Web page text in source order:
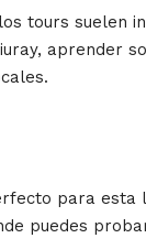
tours suelen
aprender
para esta
puedes